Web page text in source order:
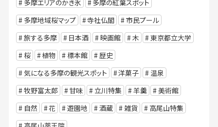
多摩エリアのかき氷
多摩の紅葉スポット
多摩地域桜マップ
寺社仏閣
市民プール
旅する多摩
日本酒 映画館 木
東京都立大学
桜
植物 標本館
歴史
気になる多摩の観光スポット
洋菓子
温泉
牧野富太郎
甘味 立川特集 羊羹
美術館
自然
花 遊園地 酒蔵 雑貨
高尾山特集